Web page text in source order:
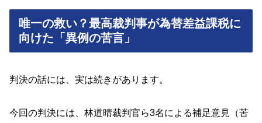
唯一の救い？最高裁判事が為替差益課税に
向けた「異例の苦言」
判決の話には、実は続きがあります。
今回の判決には、林道晴裁判官ら3名による補足意見（苦